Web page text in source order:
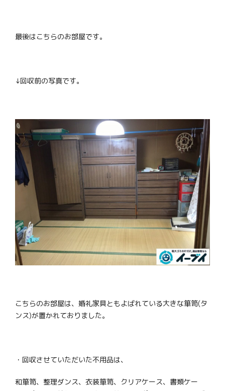
最後はこちらのお部屋です。
↓回収前の写真です。
こちらのお部屋は、婚礼家具ともよばれている大きな箪笥(タ
ンス)が置かれておりました。
・回収させていただいた不用品は、
和箪笥、整理ダンス、衣装箪笥、クリアケース、書類ケー